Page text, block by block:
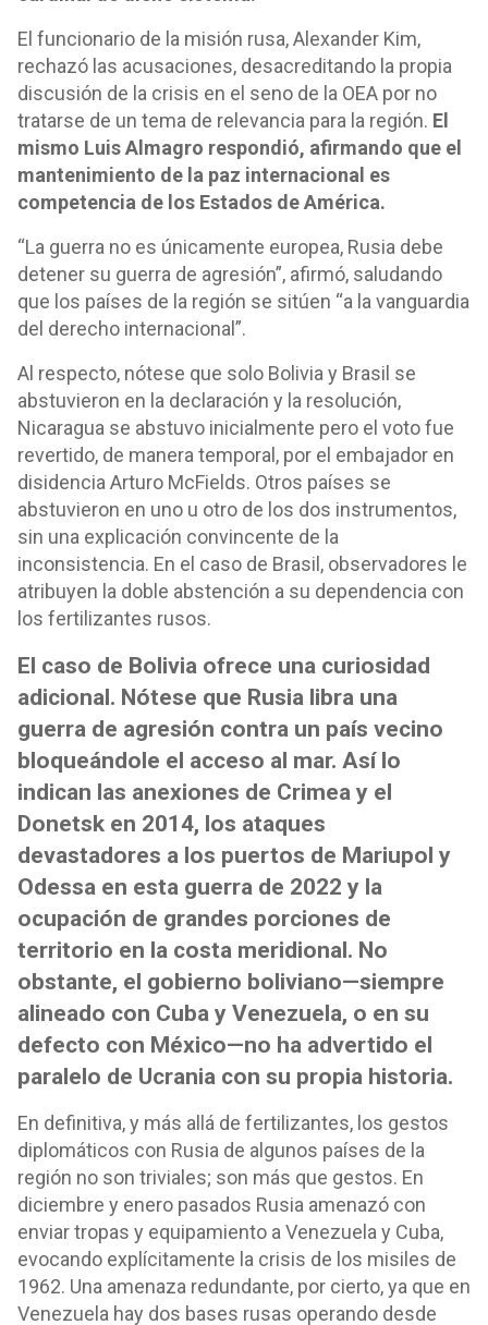
El funcionario de la misión rusa, Alexander Kim,
rechazó las acusaciones, desacreditando la propia
discusión de la crisis en el seno de la OEA por no
tratarse de un tema de relevancia para la región. El
mismo Luis Almagro respondió, afirmando que el
mantenimiento de la paz internacional es
competencia de los Estados de América.
“La guerra no es únicamente europea, Rusia debe
detener su guerra de agresión”, afirmó, saludando
que los países de la región se sitúen “a la vanguardia
del derecho internacional”.
Al respecto, nótese que solo Bolivia y Brasil se
abstuvieron en la declaración y la resolución,
Nicaragua se abstuvo inicialmente pero el voto fue
revertido, de manera temporal, por el embajador en
disidencia Arturo McFields. Otros países se
abstuvieron en uno u otro de los dos instrumentos,
sin una explicación convincente de la
inconsistencia. En el caso de Brasil, observadores le
atribuyen la doble abstención a su dependencia con
los fertilizantes rusos.
El caso de Bolivia ofrece una curiosidad
adicional. Nótese que Rusia libra una
guerra de agresión contra un país vecino
bloqueándole el acceso al mar. Así lo
indican las anexiones de Crimea y el
Donetsk en 2014, los ataques
devastadores a los puertos de Mariupol y
Odessa en esta guerra de 2022 y la
ocupación de grandes porciones de
territorio en la costa meridional. No
obstante, el gobierno boliviano—siempre
alineado con Cuba y Venezuela, o en su
defecto con México—no ha advertido el
paralelo de Ucrania con su propia historia.
En definitiva, y más allá de fertilizantes, los gestos
diplomáticos con Rusia de algunos países de la
región no son triviales; son más que gestos. En
diciembre y enero pasados Rusia amenazó con
enviar tropas y equipamiento a Venezuela y Cuba,
evocando explícitamente la crisis de los misiles de
1962. Una amenaza redundante, por cierto, ya que en
Venezuela hay dos bases rusas operando desde